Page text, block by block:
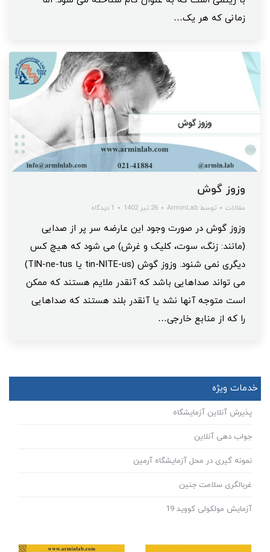
زمانی که هر یک…
وزوز گوش
مقالات توسط ArminLab 26 تیر 1402 1 دیدگاه
وزوز گوش در صورت وجود این عارضه سر پر از صدایی
(مانند: زنگ، سوت، کلیک و غرش) می شود که هیچ کس
دیگری نمی شنود. وزوز گوش (tin-NITE-us یا TIN-ne-tus)
می تواند صداهایی باشد که آنقدر ملایم هستند که ممکن
است متوجه آنها نشد یا آنقدر بلند هستند که صداهایی
را که از منابع خارجی…
خدمات ویژه
پذیرش آنلاین آزمایشگاه
جواب دهی آنلاین
نمونه گیری در محل آزمایشگاه آرمین
غربالگری سلامت جنین
آزمایش مولکولی کووید 19